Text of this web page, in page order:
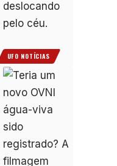
UFO NOTÍCIAS